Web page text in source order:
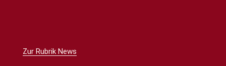
Zur Rubrik News